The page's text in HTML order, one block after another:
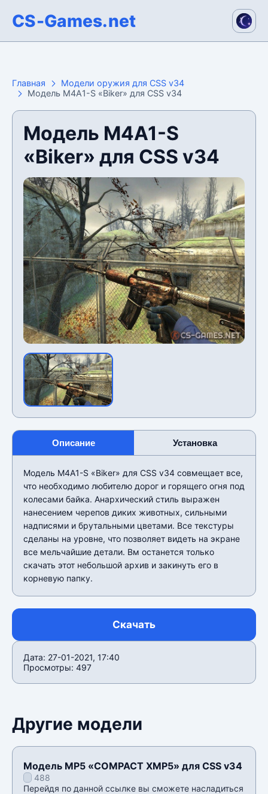
CS-Games.net
Главная
Модели оружия для CSS v34
Модель M4A1-S «Biker» для CSS v34
Модель M4A1-S
«Biker» для CSS v34
Описание Установка
Модель M4A1-S «Biker» для CSS v34 совмещает все,
что необходимо любителю дорог и горящего огня под
колесами байка. Анархический стиль выражен
нанесением черепов диких животных, сильными
надписями и брутальными цветами. Все текстуры
сделаны на уровне, что позволяет видеть на экране
все мельчайшие детали. Вм останется только
скачать этот небольшой архив и закинуть его в
корневую папку.
Скачать
Дата: 27-01-2021, 17:40
Просмотры: 497
Другие модели
Модель MP5 «COMPACT XMP5» для CSS v34
488
Перейдя по данной ссылке вы сможете насладиться